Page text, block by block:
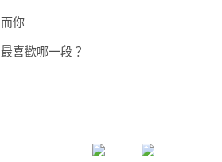
而你
最喜歡哪一段？